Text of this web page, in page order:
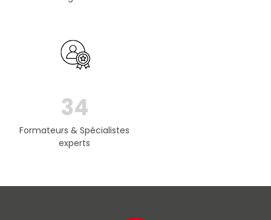
34
Formateurs & Spécialistes
experts